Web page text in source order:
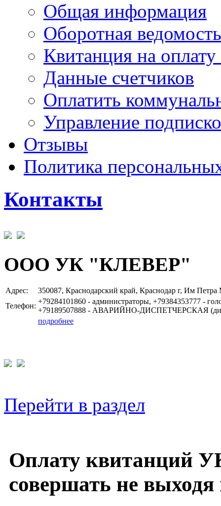
Общая информация
Оборотная ведомость
Квитанция на
Данные счетчиков
Оплатить
Управление
Отзывы
Политика
Контакты
ООО УК "КЛЕВЕР"
Адрес:
350087, Краснодарский край, Краснодар г, Им
Телефон:
+79284101860 - администраторы, +79384353777 -
+79189507888 - АВАРИЙНО-ДИСПЕТЧЕРСКАЯ
подробнее
Перейти в раздел
Оплату квитанций
совершать не выходя